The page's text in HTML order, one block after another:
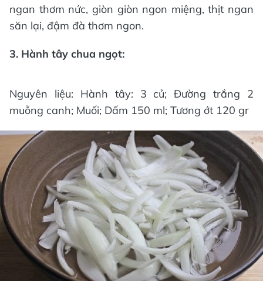
ngan thơm nức, giòn giòn ngon miệng, thịt ngan
săn lại, đậm đà thơm ngon.
3. Hành tây chua ngọt:
Nguyên liệu: Hành tây: 3 củ; Đường trắng 2
muỗng canh; Muối; Dấm 150 ml; Tương ớt 120 gr